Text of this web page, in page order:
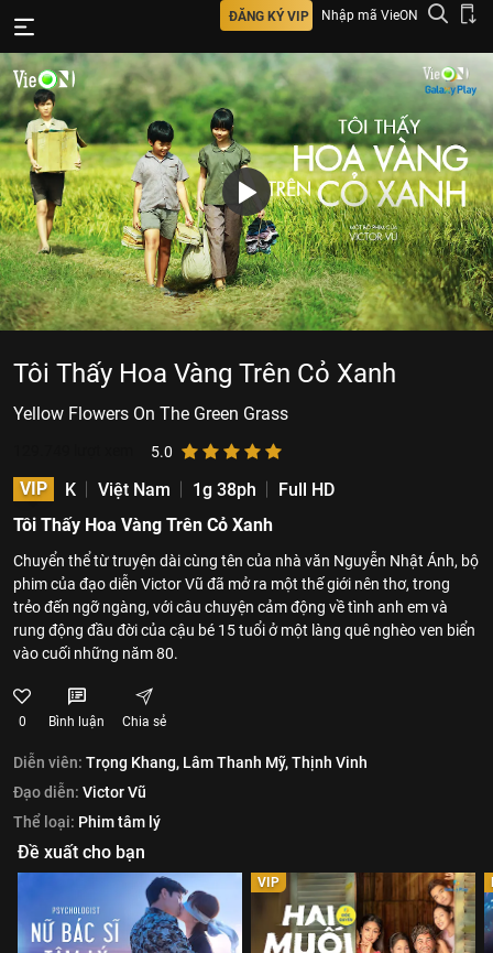
ĐĂNG KÝ VIP Nhập mã VieON
Tôi Thấy Hoa Vàng Trên Cỏ Xanh
Yellow Flowers On The Green Grass
5.0
VIP K Việt Nam 1g 38ph
Full HD
Tôi Thấy Hoa Vàng Trên Cỏ Xanh
Chuyển thể từ truyện dài cùng tên của nhà văn Nguyễn Nhật Ánh, bộ
phim của đạo diễn Victor Vũ đã mở ra một thế giới nên thơ, trong
trẻo đến ngỡ ngàng, với câu chuyện cảm động về tình anh em và
rung động đầu đời của cậu bé 15 tuổi ở một làng quê nghèo ven biển
vào cuối những năm 80.
0 Bình luận Chia sẻ
Diễn viên: Trọng Khang, Lâm Thanh Mỹ,Thịnh Vinh
Đạo diễn: Victor Vũ
Thể loại: Phim tâm lý
Đề xuất cho bạn
VIP